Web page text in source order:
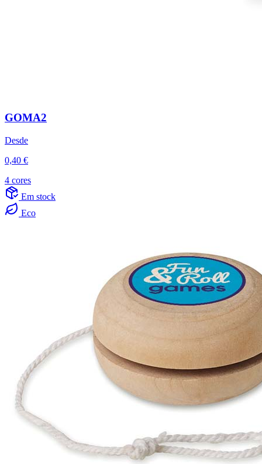
GOMA2
Desde
0,40 €
4 cores
Em stock
Eco